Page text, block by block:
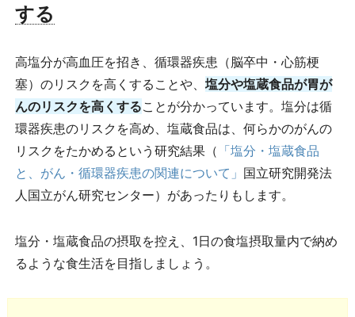
する
高塩分が高血圧を招き、循環器疾患（脳卒中・心筋梗
塞）のリスクを高くすることや、 塩分や塩蔵食品が胃が
んのリスクを高くすることが分かっています。塩分は循
環器疾患のリスクを高め、塩蔵食品は、何らかのがんの
リスクをたかめるという研究結果（ 「塩分・塩蔵食品
と、がん・循環器疾患の関連について」 国立研究開発法
人国立がん研究センター）があったりもします。
塩分・塩蔵食品の摂取を控え、1日の食塩摂取量内で納め
るような食生活を目指しましょう。